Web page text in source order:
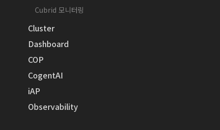
Cubrid 모니터링
Cluster
Dashboard
COP
CogentAI
iAP
Observability